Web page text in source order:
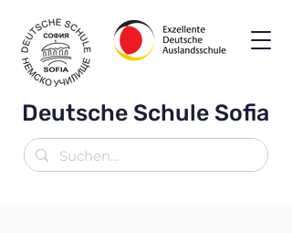
Deutsche Schule Sofia